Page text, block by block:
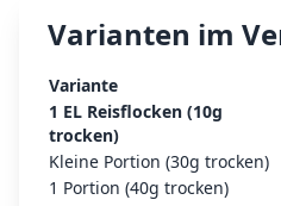
Varianten im
Variante
1 EL Reisflocken (10g
trocken)
Kleine Portion (30g trocken)
1 Portion (40g trocken)